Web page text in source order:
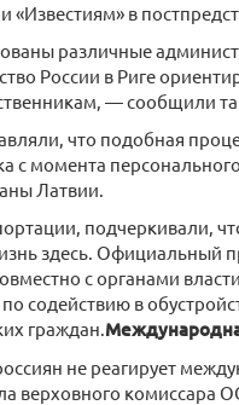
в
различные
России в Риге
— сообщили
что подобная
с момента
Латвии.
подчеркивали,
здесь. Официальный
с органами
содействию в
граждан.
не реагирует
верховного комиссара